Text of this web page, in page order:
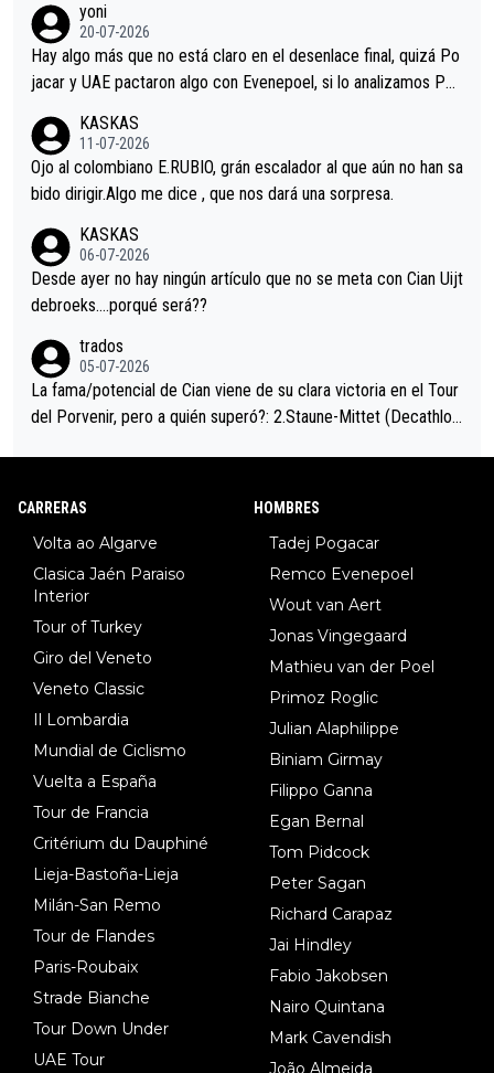
permaneció pegado a su rueda. Parecía increíble la forma en l
a que era capaz de controlar el miedo", recordó."
yoni
20-07-2026
Hay algo más que no está claro en el desenlace final, quizá Po
jacar y UAE pactaron algo con Evenepoel, si lo analizamos Poj
i sin pedalear, luego está el saludo con Evenepoel dándose la
mano de una manera muy fraternal, más allá de los típicos toqu
es en el hombro con que saludaba a Vingegard. Ahí hubo una in
eta, a ver si por querer poner a Del Toro con calzador en posi
ción de podio UAE y Pojacar se van complicar el tour.
KASKAS
11-07-2026
Ojo al colombiano E.RUBIO, grán escalador al que aún no han sa
bido dirigir.Algo me dice , que nos dará una sorpresa.
KASKAS
06-07-2026
Desde ayer no hay ningún artículo que no se meta con Cian Uijt
debroeks….porqué será??
trados
05-07-2026
La fama/potencial de Cian viene de su clara victoria en el Tour
del Porvenir, pero a quién superó?: 2.Staune-Mittet (Decathlon,
8.Lenny Martinez (Bahrein), 9. Van Belle (Visma), 10. Vacek (Li
CARRERAS
Volta ao Algarve
Clasica Jaén Paraiso
Interior
Tour of Turkey
Giro del Veneto
Veneto Classic
Il Lombardia
Mundial de Ciclismo
Vuelta a España
Tour de Francia
Critérium du Dauphiné
Lieja-Bastoña-Lieja
Milán-San Remo
Tour de Flandes
Paris-Roubaix
Strade Bianche
Tour Down Under
UAE Tour
HOMBRES
Tadej Pogacar
Remco Evenepoel
Wout van Aert
Jonas Vingegaard
Mathieu van der Poel
Primoz Roglic
Julian Alaphilippe
Biniam Girmay
Filippo Ganna
Egan Bernal
Tom Pidcock
Peter Sagan
Richard Carapaz
Jai Hindley
Fabio Jakobsen
Nairo Quintana
Mark Cavendish
João Almeida